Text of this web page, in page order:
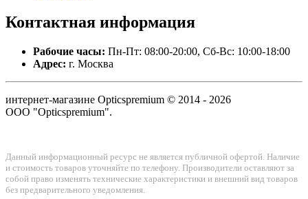
Контактная информация
Рабочие часы: Пн-Пт: 08:00-20:00, Сб-Вс: 10:00-18:00
Адрес: г. Москва
интернет-магазине Opticspremium © 2014 - 2026
ООО "Opticspremium".
Данный информационный ресурс не является публичной офертой. Наличие
и стоимость товаров уточняйте по телефону. Производители оставляют за
собой право изменять технические характеристики и внешний вид товаров
без предварительного уведомления.